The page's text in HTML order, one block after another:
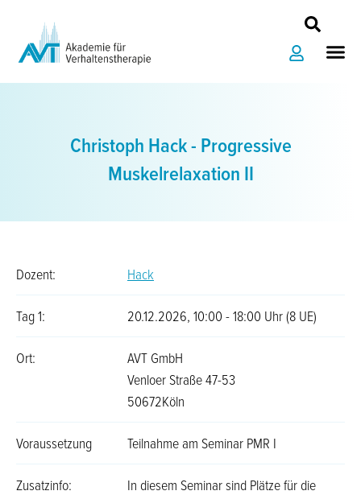
springen
Christoph Hack - Progressive
Muskelrelaxation II
Dozent: Hack
Tag 1: 20.12.2026, 10:00 - 18:00 Uhr (8 UE)
Ort:
AVT GmbH
Venloer Straße 47-53
50672Köln
Voraussetzung Teilnahme am Seminar PMR I
Zusatzinfo:
In diesem Seminar sind Plätze für die